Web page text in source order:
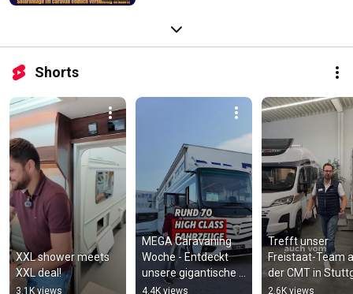
Shorts
XXL shower meets
XXL deal!
3.1K views
MEGA Caravaning
Woche - Entdeckt
unsere gigantische
Ausstellung!
4.4K views
Trefft unser
Freistaat-Team
der CMT in
2.6K views